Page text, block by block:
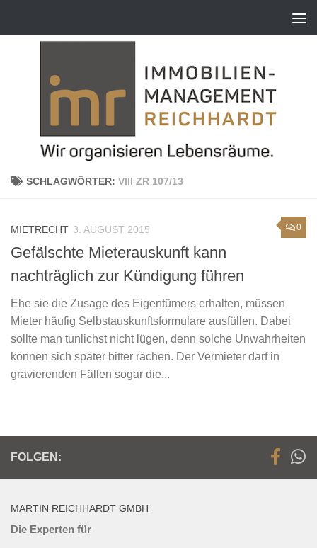
SCHLAGWÖRTER: VIII ZR 107/13
0
MIETRECHT 3. AUGUST 2015
Gefälschte Mieterauskunft kann
nachträglich zur Kündigung führen
Ehe sie die Zusage des Eigentümers erhalten, müssen
Mieter häufig Selbstauskunftsformulare ausfüllen. Dabei
sollte man tunlichst nicht lügen, denn solche Unwahrheiten
können sich später bitter rächen. Der Vermieter darf in
gravierenden Fällen sogar die...
FOLGEN:
MARTIN REICHHARDT GMBH
Die Experten für